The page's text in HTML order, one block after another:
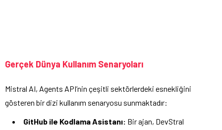
Gerçek Dünya Kullanım Senaryoları
Mistral AI, Agents API’nin çeşitli sektörlerdeki esnekliğini
gösteren bir dizi kullanım senaryosu sunmaktadır:
GitHub ile Kodlama Asistanı: Bir ajan, DevStral